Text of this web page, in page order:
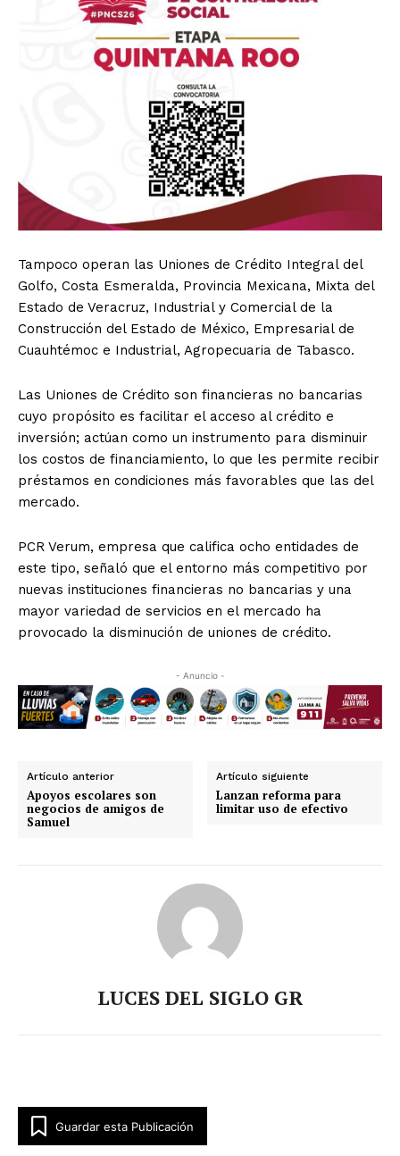
Tampoco operan las Uniones de Crédito Integral del
Golfo, Costa Esmeralda, Provincia Mexicana, Mixta del
Estado de Veracruz, Industrial y Comercial de la
Construcción del Estado de México, Empresarial de
Cuauhtémoc e Industrial, Agropecuaria de Tabasco.
Las Uniones de Crédito son financieras no bancarias
cuyo propósito es facilitar el acceso al crédito e
inversión; actúan como un instrumento para disminuir
los costos de financiamiento, lo que les permite recibir
préstamos en condiciones más favorables que las del
mercado.
PCR Verum, empresa que califica ocho entidades de
este tipo, señaló que el entorno más competitivo por
nuevas instituciones financieras no bancarias y una
mayor variedad de servicios en el mercado ha
provocado la disminución de uniones de crédito.
- Anuncio -
Artículo anterior
Apoyos escolares son
negocios de amigos de
Samuel
Artículo siguiente
Lanzan reforma para
limitar uso de efectivo
LUCES DEL SIGLO GR
Guardar esta Publicación